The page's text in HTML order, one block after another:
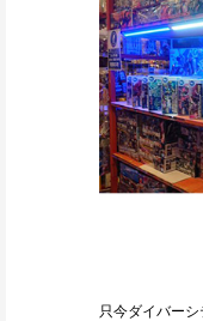
只今ダイバー